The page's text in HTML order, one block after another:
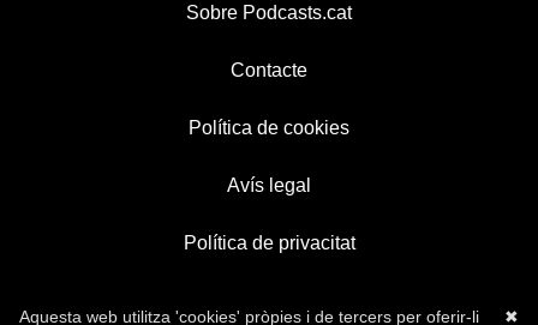
Sobre Podcasts.cat
Contacte
Política de cookies
Avís legal
Política de privacitat
✖
Aquesta web utilitza 'cookies' pròpies i de tercers per oferir-li